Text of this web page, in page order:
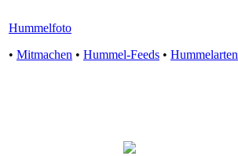
Hummelfoto
• Mitmachen • Hummel-Feeds • Hummelarten